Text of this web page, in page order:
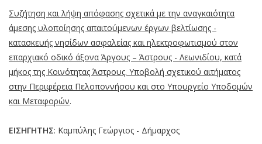
Συζήτηση και λήψη απόφασης σχετικά με την αναγκαιότητα
άμεσης υλοποίησης απαιτούμενων έργων βελτίωσης -
κατασκευής νησίδων ασφαλείας και ηλεκτροφωτισμού στον
επαρχιακό οδικό άξονα Άργους – Άστρους - Λεωνιδίου, κατά
μήκος της Κοινότητας Άστρους. Υποβολή σχετικού αιτήματος
στην Περιφέρεια Πελοποννήσου και στο Υπουργείο Υποδομών
και Μεταφορών.
ΕΙΣΗΓΗΤΗΣ: Καμπύλης Γεώργιος - Δήμαρχος